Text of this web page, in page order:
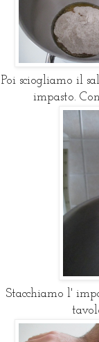
Poi sciogliamo il
impasto.
Stacchiamo l'